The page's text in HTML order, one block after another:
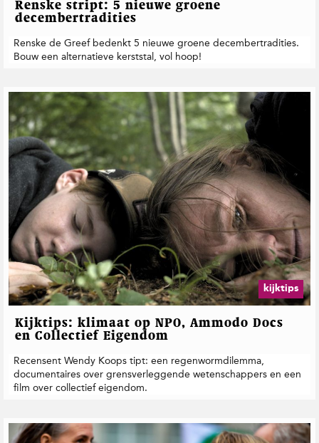
Renske stript: 5 nieuwe groene
decembertradities
Renske de Greef bedenkt 5 nieuwe groene decembertradities.
Bouw een alternatieve kerststal, vol hoop!
kijktips
Kijktips: klimaat op NPO, Ammodo Docs
en Collectief Eigendom
Recensent Wendy Koops tipt: een regenwormdilemma,
documentaires over grensverleggende wetenschappers en een
film over collectief eigendom.